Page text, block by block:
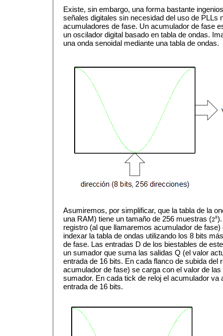
Existe, sin embargo, una forma bastante
señales digitales sin necesidad del uso de PLLs
acumuladores de fase. Un acumulador de fase
un oscilador digital basado en tabla de ondas.
una onda senoidal mediante una tabla de ondas.
Asumiremos, por simplificar, que la tabla de la
una RAM) tiene un tamaño de 256 muestras (28
28
registro (al que llamaremos acumulador de
indexar la tabla de ondas utilizando los 8 bits
de fase. Las entradas D de los biestables de
un sumador que suma las salidas Q (el valor
entrada de 16 bits. En cada flanco de subida del
acumulador de fase) se carga con el valor de
sumador. En cada tick de reloj el acumulador va
entrada de 16 bits.